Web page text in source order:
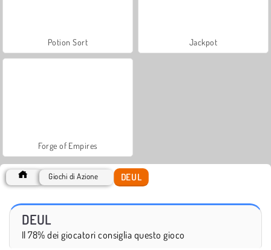
Potion Sort Jackpot
Forge of Empires
Giochi di Azione DEUL
DEUL
Il 78% dei giocatori consiglia questo gioco